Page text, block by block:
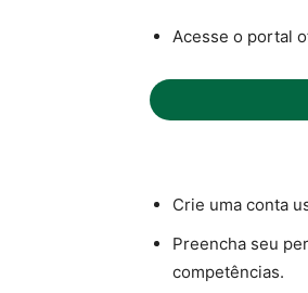
Acesse o portal
Crie uma conta
Preencha seu
competências.